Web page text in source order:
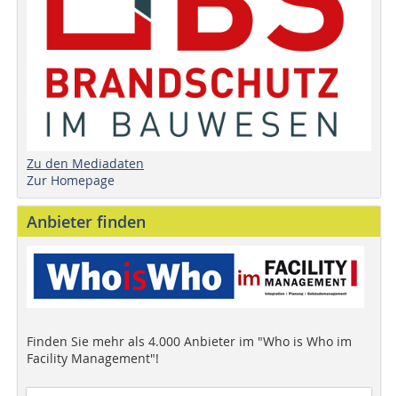
Zu den Mediadaten
Zur Homepage
Anbieter finden
Finden Sie mehr als 4.000 Anbieter im "Who is Who im
Facility Management"!